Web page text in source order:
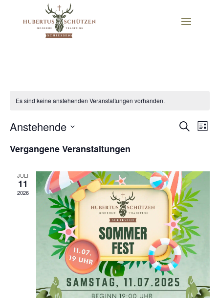
Es sind keine anstehenden Veranstaltungen vorhanden.
SucheListe
Anstehende
wählen.
Vergangene Veranstaltungen
JULI
11
2026